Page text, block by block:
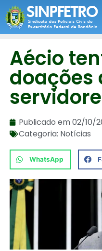
Aécio
doações
Publicado em02/10/
Categoria: Notícias
WhatsApp